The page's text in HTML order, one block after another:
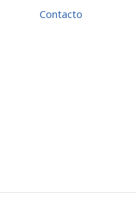
Contacto